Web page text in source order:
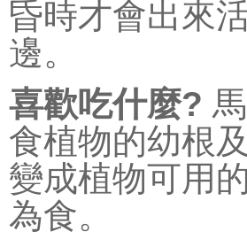
昏時才會出來
邊。
喜歡吃什麼?
食植物的幼根
變成植物可用
為食。